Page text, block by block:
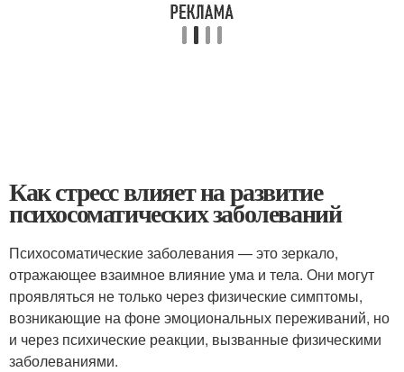
Как стресс влияет на развитие
психосоматических заболеваний
Психосоматические заболевания — это зеркало,
отражающее взаимное влияние ума и тела. Они могут
проявляться не только через физические симптомы,
возникающие на фоне эмоциональных переживаний, но
и через психические реакции, вызванные физическими
заболеваниями.